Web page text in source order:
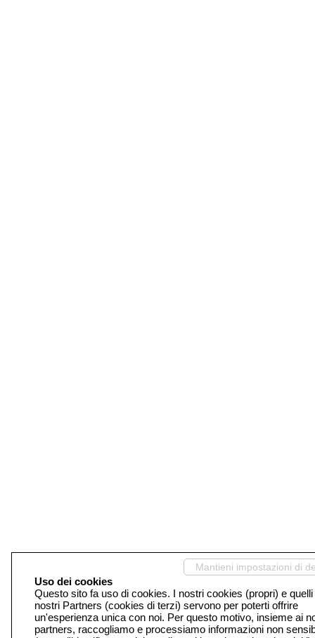
Mantieni impostazioni di
Uso dei cookies
Questo sito fa uso di cookies. I nostri cookies (propri) e quelli
nostri Partners (cookies di terzi) servono per poterti offrire
un'esperienza unica con noi. Per questo motivo, insieme ai
partners, raccogliamo e processiamo informazioni non